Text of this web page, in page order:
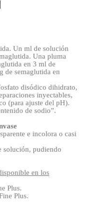
Un ml de solución
Una pluma
en 3 ml de
de semaglutida en
disódico dihidrato,
inyectables,
(para ajuste del pH).
de sodio”.
e incolora o casi
solución, pudiendo
en los
Plus.
Plus.